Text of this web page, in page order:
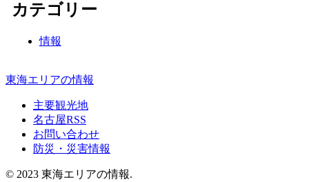
カテゴリー
情報
東海エリアの情報
主要観光地
名古屋RSS
お問い合わせ
防災・災害情報
© 2023 東海エリアの情報.